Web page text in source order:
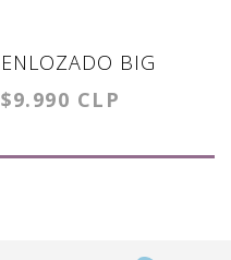
ENLOZADO BIG
BOWIE
$9.990 CLP